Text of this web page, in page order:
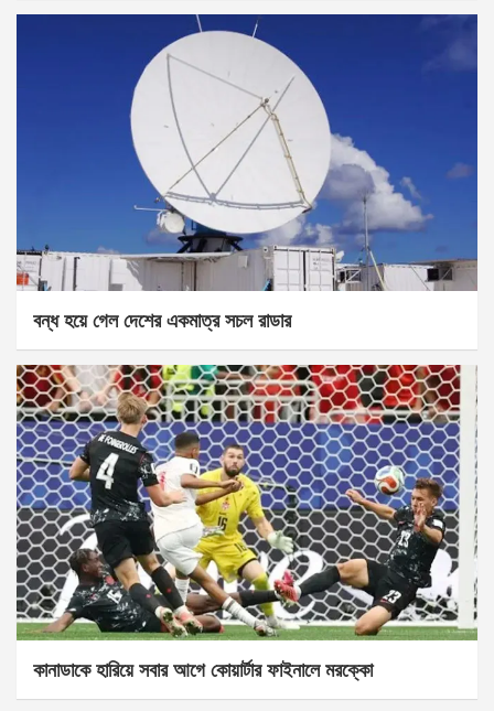
বন্ধ হয়ে গেল দেশের একমাত্র সচল রাডার
কানাডাকে হারিয়ে সবার আগে কোয়ার্টার ফাইনালে মরক্কো